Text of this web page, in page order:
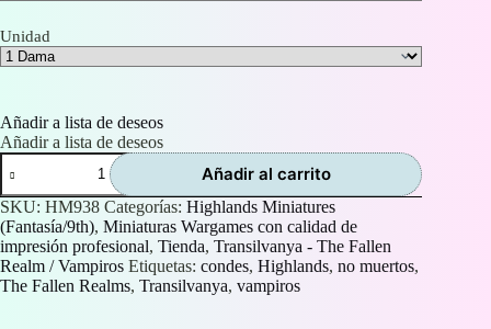
Unidad
Añadir a lista de deseos
Añadir a lista de deseos
Dama
Violeta,
la
Viuda
Espectral
(Lady
Violet,
the
Añadir al carrito
SKU: HM938 Categorías: Highlands Miniatures
(Fantasía/9th), Miniaturas Wargames con calidad de
impresión profesional, Tienda, Transilvanya - The Fallen
Realm / Vampiros Etiquetas: condes, Highlands, no muertos,
The Fallen Realms, Transilvanya, vampiros